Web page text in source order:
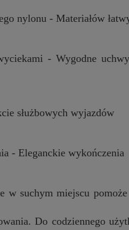
nylonu - Materiałów
- Wygodne
służbowych wyjazdów
- Eleganckie wykończenia
w suchym miejscu
Do codziennego